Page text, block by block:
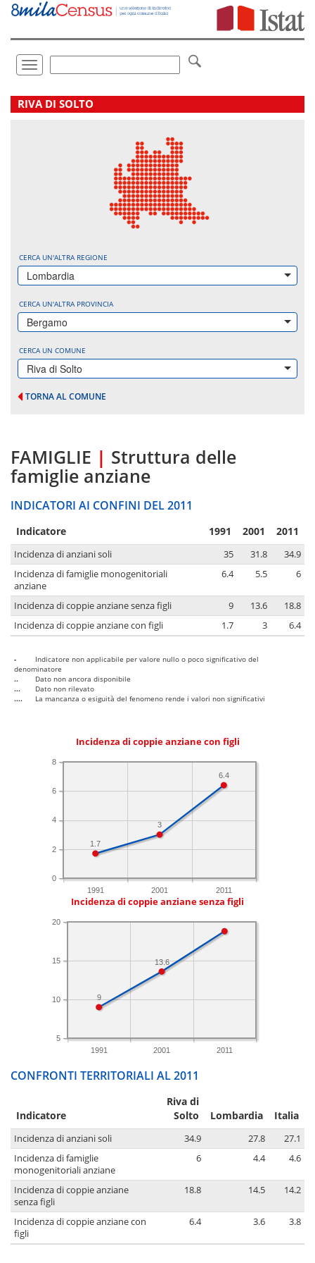
Vai
direttamente
Toggle
navigation
.
RIVA DI SOLTO
CERCA UN'ALTRA REGIONE
Lombardia
CERCA UN'ALTRA PROVINCIA
Bergamo
CERCA UN COMUNE
Riva di Solto
TORNA AL COMUNE
FAMIGLIE | Struttura delle
famiglie anziane
INDICATORI AI CONFINI DEL 2011
Indicatore 1991 2001 2011
Incidenza di anziani soli 35 31.8
34.9
Incidenza di famiglie monogenitoriali
anziane
6.4 5.5 6
Incidenza di coppie anziane senza figli 9 13.6
18.8
Incidenza di coppie anziane con figli
1.7 3 6.4
-
Indicatore non applicabile per valore nullo o poco significativo del
denominatore
..
Dato non ancora disponibile
...
Dato non rilevato
....
La mancanza o esiguità del fenomeno rende i valori non significativi
Incidenza di coppie anziane con figli
1991 2001 2011
0
2
4
6
8
6.4
3
1.7
Incidenza di coppie anziane senza figli
1991 2001 2011
5
10
15
20
13.6
9
CONFRONTI TERRITORIALI AL 2011
Indicatore
Riva di
Solto
Lombardia Italia
Incidenza di anziani soli 34.9 27.8
27.1
Incidenza di famiglie
monogenitoriali anziane
6 4.4 4.6
Incidenza di coppie anziane
senza figli
18.8 14.5 14.2
Incidenza di coppie anziane con
figli
6.4 3.6 3.8